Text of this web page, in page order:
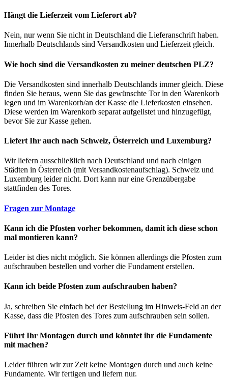
Hängt die Lieferzeit vom Lieferort ab?
Nein, nur wenn Sie nicht in Deutschland die Lieferanschrift haben.
Innerhalb Deutschlands sind Versandkosten und Lieferzeit gleich.
Wie hoch sind die Versandkosten zu meiner deutschen PLZ?
Die Versandkosten sind innerhalb Deutschlands immer gleich. Diese
finden Sie heraus, wenn Sie das gewünschte Tor in den Warenkorb
legen und im Warenkorb/an der Kasse die Lieferkosten einsehen.
Diese werden im Warenkorb separat aufgelistet und hinzugefügt,
bevor Sie zur Kasse gehen.
Liefert Ihr auch nach Schweiz, Österreich und Luxemburg?
Wir liefern ausschließlich nach Deutschland und nach einigen
Städten in Österreich (mit Versandkostenaufschlag). Schweiz und
Luxemburg leider nicht. Dort kann nur eine Grenzübergabe
stattfinden des Tores.
Fragen zur Montage
Kann ich die Pfosten vorher bekommen, damit ich diese schon
mal montieren kann?
Leider ist dies nicht möglich. Sie können allerdings die Pfosten zum
aufschrauben bestellen und vorher die Fundament erstellen.
Kann ich beide Pfosten zum aufschrauben haben?
Ja, schreiben Sie einfach bei der Bestellung im Hinweis-Feld an der
Kasse, dass die Pfosten des Tores zum aufschrauben sein sollen.
Führt Ihr Montagen durch und könntet ihr die Fundamente
mit machen?
Leider führen wir zur Zeit keine Montagen durch und auch keine
Fundamente. Wir fertigen und liefern nur.